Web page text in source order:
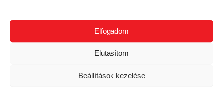
Elfogadom
Elutasítom
Beállítások kezelése